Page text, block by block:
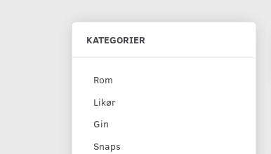
KATEGORIER
Rom
Likør
Gin
Snaps